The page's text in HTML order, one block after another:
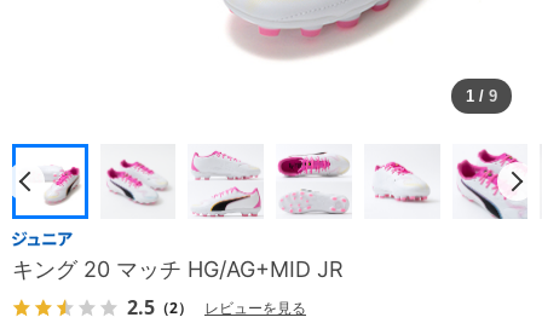
1 / 9
キング 20 マッチ HG/AG+MID JR
2.5 （2） レビューを見る